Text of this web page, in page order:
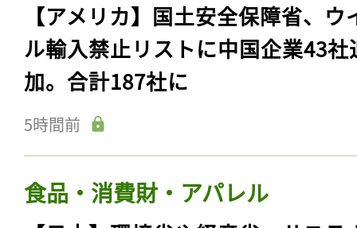
【アメリカ】国土安全保障省、ウ
ル輸入禁止リストに中国企業43社
加。合計187社に
5時間前
食品・消費財・アパレル